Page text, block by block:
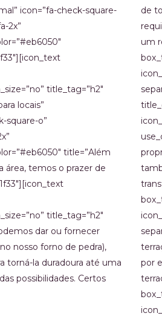
icon=”fa-check-square-
2x”
title_tag=”h2″
locais”
square-o”
title=”Além
área, temos o prazer de
title_tag=”h2″
dar ou fornecer
nosso forno de pedra),
torná-la duradoura até uma
possibilidades. Certos
de
um
por